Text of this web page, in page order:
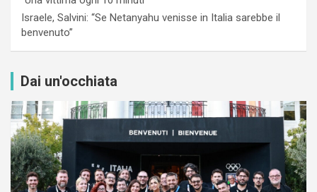
Israele, Salvini: “Se Netanyahu venisse in Italia sarebbe il
benvenuto”
Dai un'occhiata